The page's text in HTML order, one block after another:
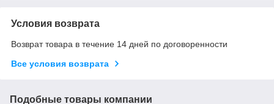
Условия возврата
Возврат товара в течение 14 дней по договоренности
Все условия возврата
Подобные товары компании